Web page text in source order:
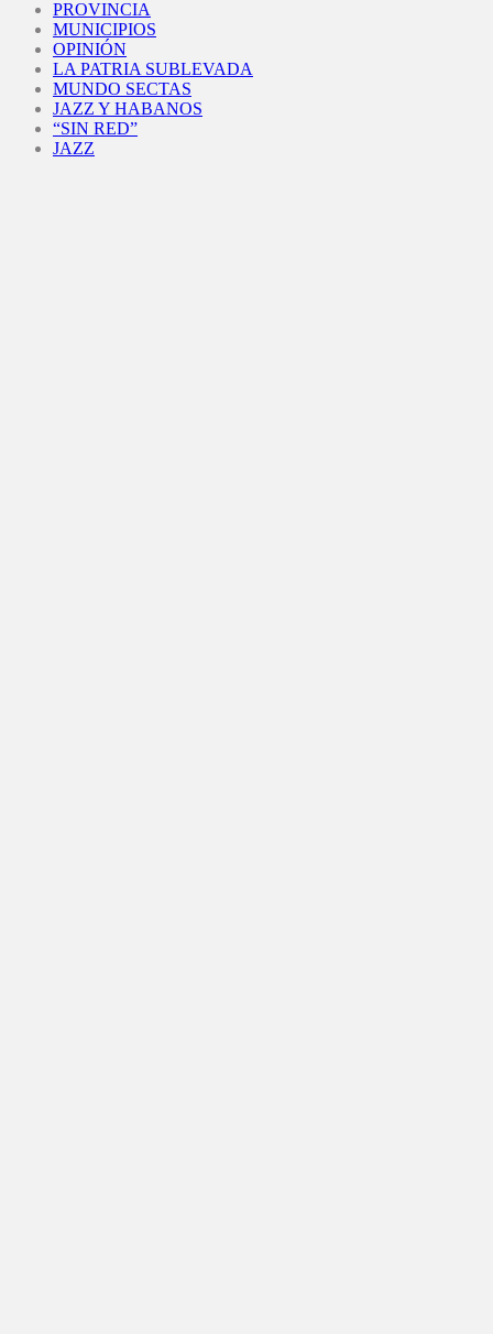
PROVINCIA
MUNICIPIOS
OPINIÓN
LA PATRIA SUBLEVADA
MUNDO SECTAS
JAZZ Y HABANOS
“SIN RED”
JAZZ